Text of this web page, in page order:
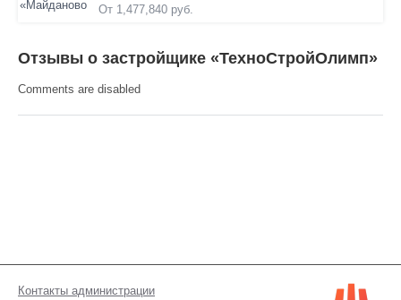
От 1,477,840 руб.
Отзывы о застройщике «ТехноСтройОлимп»
Comments are disabled
Контакты администрации